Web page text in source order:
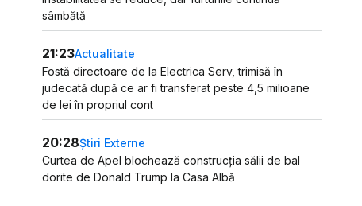
sâmbătă
21:23Actualitate
Fostă directoare de la Electrica Serv, trimisă în
judecată după ce ar fi transferat peste 4,5 milioane
de lei în propriul cont
20:28Știri Externe
Curtea de Apel blochează construcția sălii de bal
dorite de Donald Trump la Casa Albă